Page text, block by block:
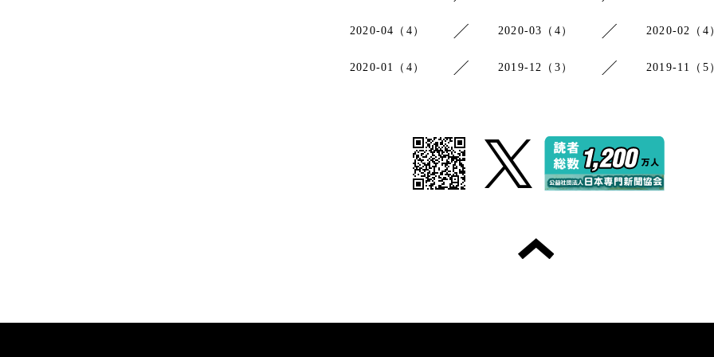
2020-04（4） 2020-03（4） 2020-02（4
2020-01（4） 2019-12（3） 2019-11（5